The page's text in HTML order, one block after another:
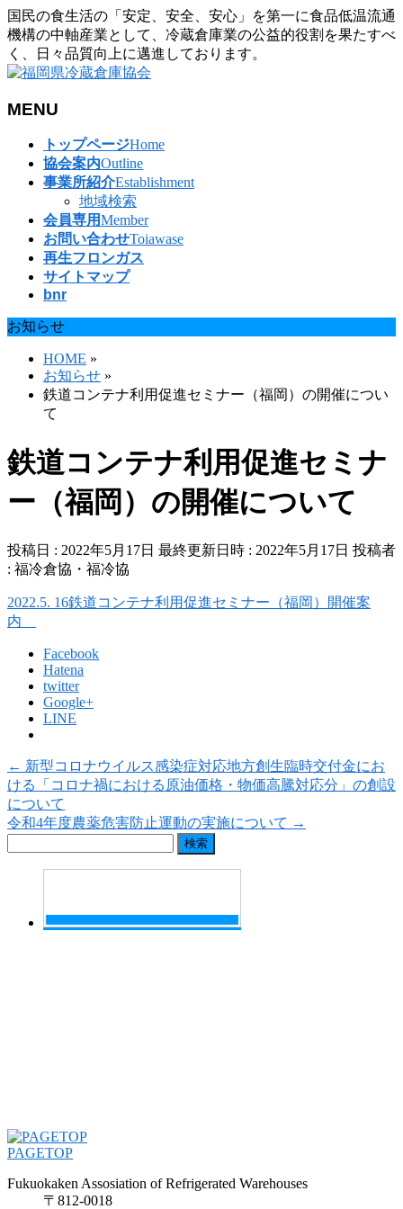
国民の食生活の「安定、安全、安心」を第一に食品低温流通
機構の中軸産業として、冷蔵倉庫業の公益的役割を果たすべ
く、日々品質向上に邁進しております。
MENU
トップページHome
協会案内Outline
事業所紹介Establishment
地域検索
会員専用Member
お問い合わせToiawase
再生フロンガス
サイトマップ
bnr
お知らせ
HOME »
お知らせ »
鉄道コンテナ利用促進セミナー（福岡）の開催につい
て
鉄道コンテナ利用促進セミナ
ー（福岡）の開催について
投稿日 : 2022年5月17日 最終更新日時 : 2022年5月17日 投稿者
: 福冷倉協・福冷協
2022.5. 16鉄道コンテナ利用促進セミナー（福岡）開催案
内
Facebook
Hatena
twitter
Google+
LINE
← 新型コロナウイルス感染症対応地方創生臨時交付金にお
ける「コロナ禍における原油価格・物価高騰対応分」の創設
について
令和4年度農薬危害防止運動の実施について →
PAGETOP
Fukuokaken Assosiation of Refrigerated Warehouses
〒812-0018